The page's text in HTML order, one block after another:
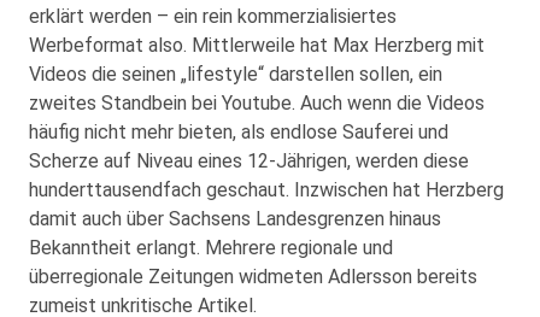
erklärt werden – ein rein kommerzialisiertes
Werbeformat also. Mittlerweile hat Max Herzberg mit
Videos die seinen „lifestyle“ darstellen sollen, ein
zweites Standbein bei Youtube. Auch wenn die Videos
häufig nicht mehr bieten, als endlose Sauferei und
Scherze auf Niveau eines 12-Jährigen, werden diese
hunderttausendfach geschaut. Inzwischen hat Herzberg
damit auch über Sachsens Landesgrenzen hinaus
Bekanntheit erlangt. Mehrere regionale und
überregionale Zeitungen widmeten Adlersson bereits
zumeist unkritische Artikel.